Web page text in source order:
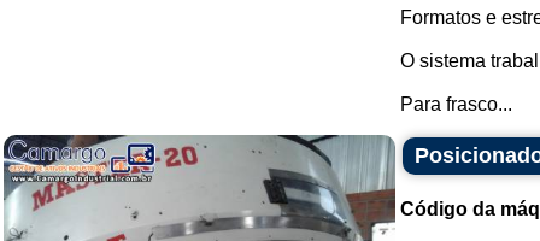
Formatos e
O sistema
Para frasco...
Código da